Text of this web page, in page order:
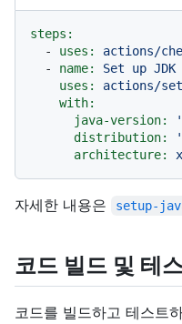
steps:
-
uses:
actions/
-
name: Set up JDK
uses:
actions/
with:
java-version:
distribution:
architecture:
자세한 내용은 setup-
코드 빌드 및 테
코드를 빌드하고 테스트